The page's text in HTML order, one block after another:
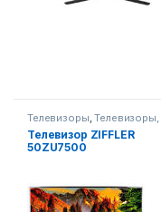
Телевизоры,Телевизоры,
фото-видео и аудио
Телевизор ZIFFLER
50ZU7500